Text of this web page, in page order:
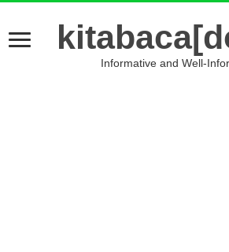
Informative and Well-